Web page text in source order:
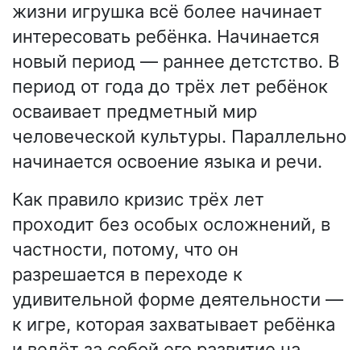
жизни игрушка всё более начинает
интересовать ребёнка. Начинается
новый период — раннее детстство. В
период от года до трёх лет ребёнок
осваивает предметный мир
человеческой культуры. Параллельно
начинается освоение языка и речи.
Как правило кризис трёх лет
проходит без особых осложнений, в
частности, потому, что он
разрешается в переходе к
удивительной форме деятельности —
к игре, которая захватывает ребёнка